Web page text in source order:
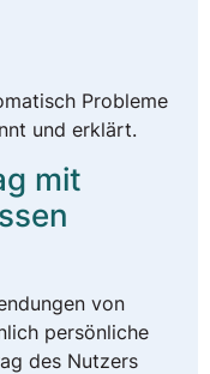
Probleme
und erklärt.
mit
von
persönliche
des Nutzers